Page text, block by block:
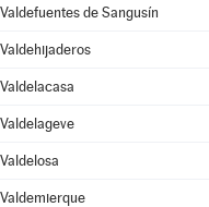
Valdefuentes de Sangusín
Valdehijaderos
Valdelacasa
Valdelageve
Valdelosa
Valdemierque